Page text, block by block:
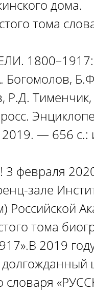
дома.
тома
Богомолов,
Р.Д.
— 656 с.:
3 февраля
зале
тома
2019
словаря